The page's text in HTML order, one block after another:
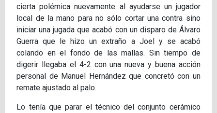
cierta polémica nuevamente al ayudarse un jugador
local de la mano para no sólo cortar una contra sino
iniciar una jugada que acabó con un disparo de Álvaro
Guerra que le hizo un extraño a Joel y se acabó
colando en el fondo de las mallas. Sin tiempo de
digerir llegaba el 4-2 con una nueva y buena acción
personal de Manuel Hernández que concretó con un
remate ajustado al palo.
Lo tenía que parar el técnico del conjunto cerámico